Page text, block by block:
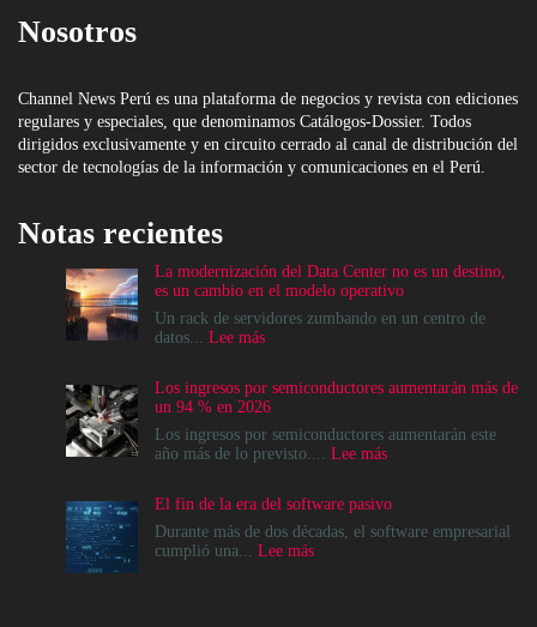
Nosotros
Channel News Perú es una plataforma de negocios y revista con ediciones
regulares y especiales, que denominamos Catálogos-Dossier. Todos
dirigidos exclusivamente y en circuito cerrado al canal de distribución del
sector de tecnologías de la información y comunicaciones en el Perú.
Notas recientes
La modernización del Data Center no es un destino,
es un cambio en el modelo operativo
Un rack de servidores zumbando en un centro de
datos... Lee más:
del
Data
Center
no
destino,
es
un
Los ingresos por semiconductores aumentarán más de
un 94 % en 2026
Los ingresos por semiconductores aumentarán este
año más de lo previsto.... Lee más:
por
semiconductores
El fin de la era del software pasivo
Durante más de dos décadas, el software empresarial
cumplió una... Lee más: